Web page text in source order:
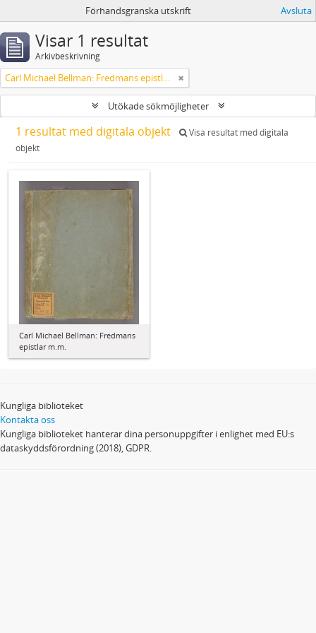
Förhandsgranska utskrift Avsluta
Visar 1 resultat
Arkivbeskrivning
Carl Michael Bellman: Fredmans epistlar m.m.
Utökade sökmöjligheter
1 resultat med digitala objekt
Visa resultat med digitala
objekt
Carl Michael Bellman: Fredmans
epistlar m.m.
Kungliga biblioteket
Kontakta oss
Kungliga biblioteket hanterar dina personuppgifter i enlighet med EU:s
dataskyddsförordning (2018), GDPR.